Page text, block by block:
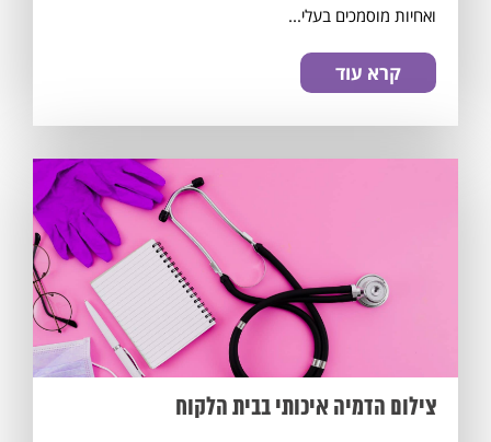
ואחיות מוסמכים בעלי...
קרא עוד
צילום הדמיה איכותי בבית הלקוח